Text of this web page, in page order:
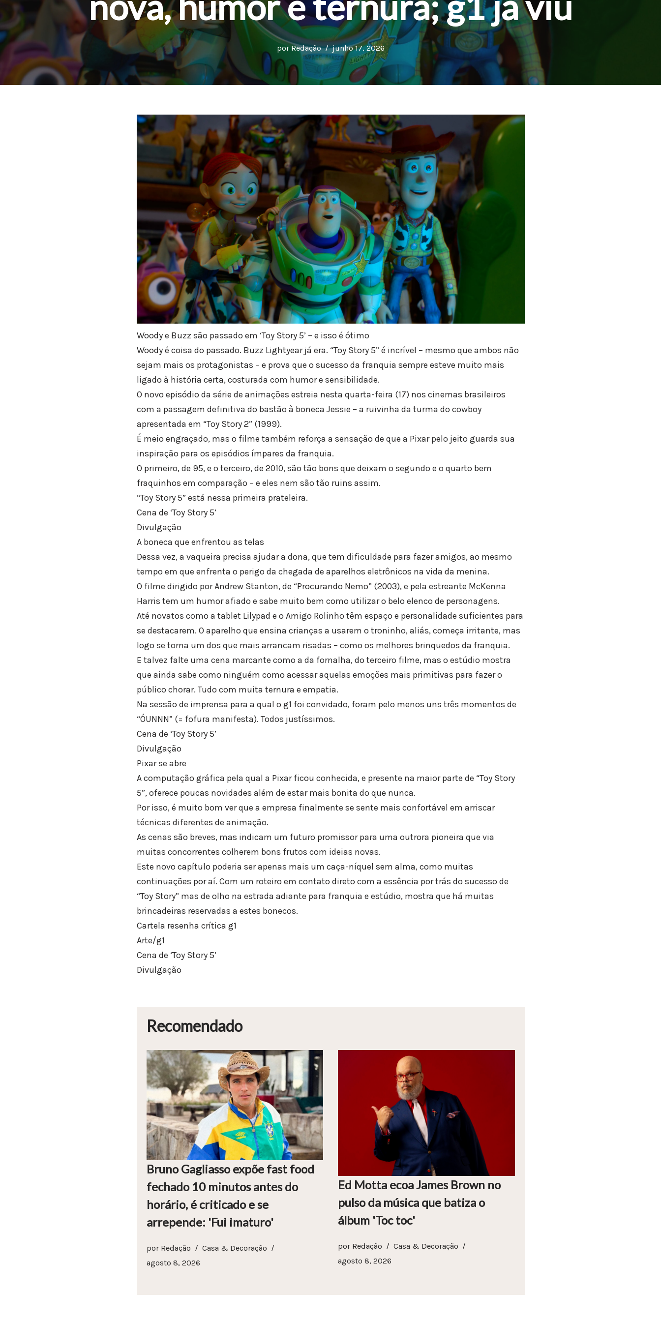
por Redação junho 17, 2026
Woody e Buzz são passado em ‘Toy Story 5’ – e isso é ótimo
Woody é coisa do passado. Buzz Lightyear já era. “Toy Story 5” é incrível – mesmo que ambos não
sejam mais os protagonistas – e prova que o sucesso da franquia sempre esteve muito mais
ligado à história certa, costurada com humor e sensibilidade.
O novo episódio da série de animações estreia nesta quarta-feira (17) nos cinemas brasileiros
com a passagem definitiva do bastão à boneca Jessie – a ruivinha da turma do cowboy
apresentada em “Toy Story 2” (1999).
É meio engraçado, mas o filme também reforça a sensação de que a Pixar pelo jeito guarda sua
inspiração para os episódios ímpares da franquia.
O primeiro, de 95, e o terceiro, de 2010, são tão bons que deixam o segundo e o quarto bem
fraquinhos em comparação – e eles nem são tão ruins assim.
“Toy Story 5” está nessa primeira prateleira.
Cena de ‘Toy Story 5’
Divulgação
A boneca que enfrentou as telas
Dessa vez, a vaqueira precisa ajudar a dona, que tem dificuldade para fazer amigos, ao mesmo
tempo em que enfrenta o perigo da chegada de aparelhos eletrônicos na vida da menina.
O filme dirigido por Andrew Stanton, de “Procurando Nemo” (2003), e pela estreante McKenna
Harris tem um humor afiado e sabe muito bem como utilizar o belo elenco de personagens.
Até novatos como a tablet Lilypad e o Amigo Rolinho têm espaço e personalidade suficientes para
se destacarem. O aparelho que ensina crianças a usarem o troninho, aliás, começa irritante, mas
logo se torna um dos que mais arrancam risadas – como os melhores brinquedos da franquia.
E talvez falte uma cena marcante como a da fornalha, do terceiro filme, mas o estúdio mostra
que ainda sabe como ninguém como acessar aquelas emoções mais primitivas para fazer o
público chorar. Tudo com muita ternura e empatia.
Na sessão de imprensa para a qual o g1 foi convidado, foram pelo menos uns três momentos de
“ÓUNNN” (= fofura manifesta). Todos justíssimos.
Cena de ‘Toy Story 5’
Divulgação
Pixar se abre
A computação gráfica pela qual a Pixar ficou conhecida, e presente na maior parte de “Toy Story
5”, oferece poucas novidades além de estar mais bonita do que nunca.
Por isso, é muito bom ver que a empresa finalmente se sente mais confortável em arriscar
técnicas diferentes de animação.
As cenas são breves, mas indicam um futuro promissor para uma outrora pioneira que via
muitas concorrentes colherem bons frutos com ideias novas.
Este novo capítulo poderia ser apenas mais um caça-níquel sem alma, como muitas
continuações por aí. Com um roteiro em contato direto com a essência por trás do sucesso de
“Toy Story” mas de olho na estrada adiante para franquia e estúdio, mostra que há muitas
brincadeiras reservadas a estes bonecos.
Cartela resenha crítica g1
Arte/g1
Cena de ‘Toy Story 5’
Divulgação
Recomendado
Bruno Gagliasso expõe fast food
fechado 10 minutos antes do
horário, é criticado e se
arrepende: 'Fui imaturo'
por Redação
Casa & Decoração
agosto 8, 2026
Ed Motta ecoa James Brown no
pulso da música que batiza o
álbum 'Toc toc'
por Redação
Casa & Decoração
agosto 8, 2026